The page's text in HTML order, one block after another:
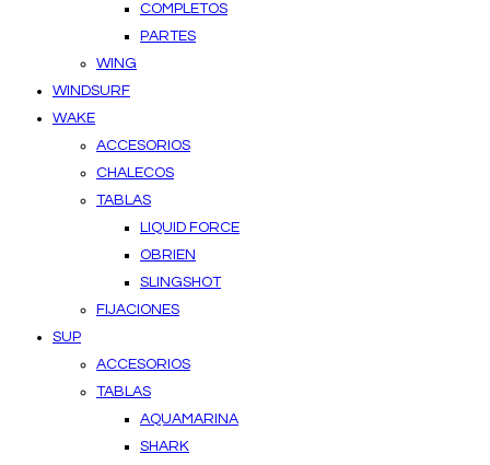
COMPLETOS
PARTES
WING
WINDSURF
WAKE
ACCESORIOS
CHALECOS
TABLAS
LIQUID FORCE
OBRIEN
SLINGSHOT
FIJACIONES
SUP
ACCESORIOS
TABLAS
AQUAMARINA
SHARK